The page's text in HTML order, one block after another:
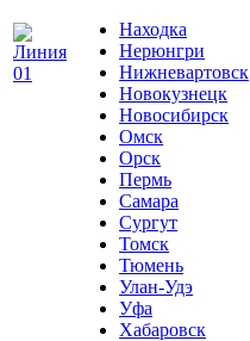
Находка
Нерюнгри
Нижневартовск
Новокузнецк
Новосибирск
Омск
Орск
Пермь
Самара
Сургут
Томск
Тюмень
Улан-Удэ
Уфа
Хабаровск